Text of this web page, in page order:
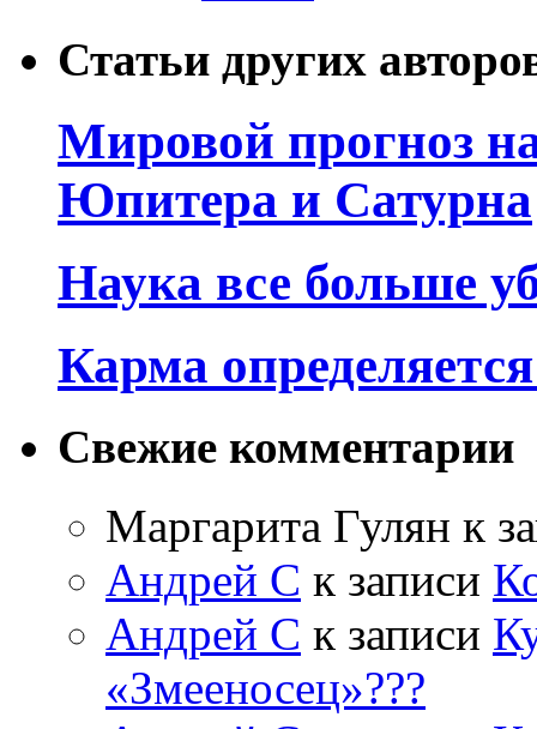
Статьи других
Мировой прогноз
Юпитера и Сатурна
Наука все больше
Карма
Свежие комментарии
Маргарита Гулян к
Андрей С к записи
Андрей С к записи
«Змееносец»???